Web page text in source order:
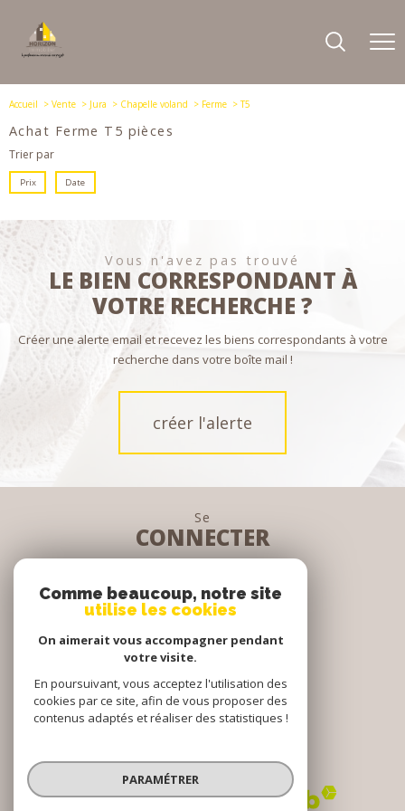
Accueil Vente Jura Chapelle voland Ferme T5
Achat Ferme T5 pièces
Trier par
Prix Date
Vous n'avez pas trouvé
LE BIEN CORRESPONDANT À
VOTRE RECHERCHE ?
Créer une alerte email et recevez les biens correspondants à votre
recherche dans votre boîte mail !
créer l'alerte
Se
CONNECTER
SUIVRE
ADHÉRONS
Comme beaucoup, notre site
utilise les cookies
On aimerait vous accompagner pendant
votre visite.
En poursuivant, vous acceptez l'utilisation des
cookies par ce site, afin de vous proposer des
contenus adaptés et réaliser des statistiques !
PARAMÉTRER